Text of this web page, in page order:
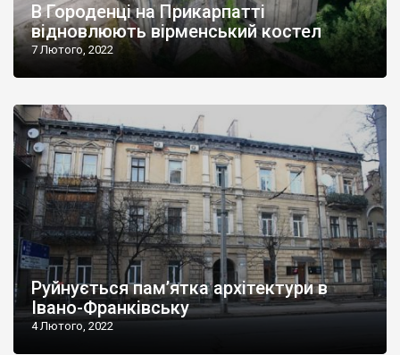
В Городенці на Прикарпатті
відновлюють вірменський костел
7 Лютого, 2022
Руйнується пам’ятка архітектури в
Івано-Франківську
4 Лютого, 2022